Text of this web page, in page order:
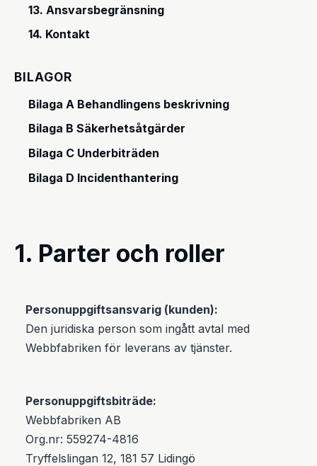
13. Ansvarsbegränsning
14. Kontakt
BILAGOR
Bilaga A Behandlingens beskrivning
Bilaga B Säkerhetsåtgärder
Bilaga C Underbiträden
Bilaga D Incidenthantering
1. Parter och roller
Personuppgiftsansvarig (kunden):
Den juridiska person som ingått avtal med
Webbfabriken för leverans av tjänster.
Personuppgiftsbiträde:
Webbfabriken AB
Org.nr: 559274-4816
Tryffelslingan 12, 181 57 Lidingö